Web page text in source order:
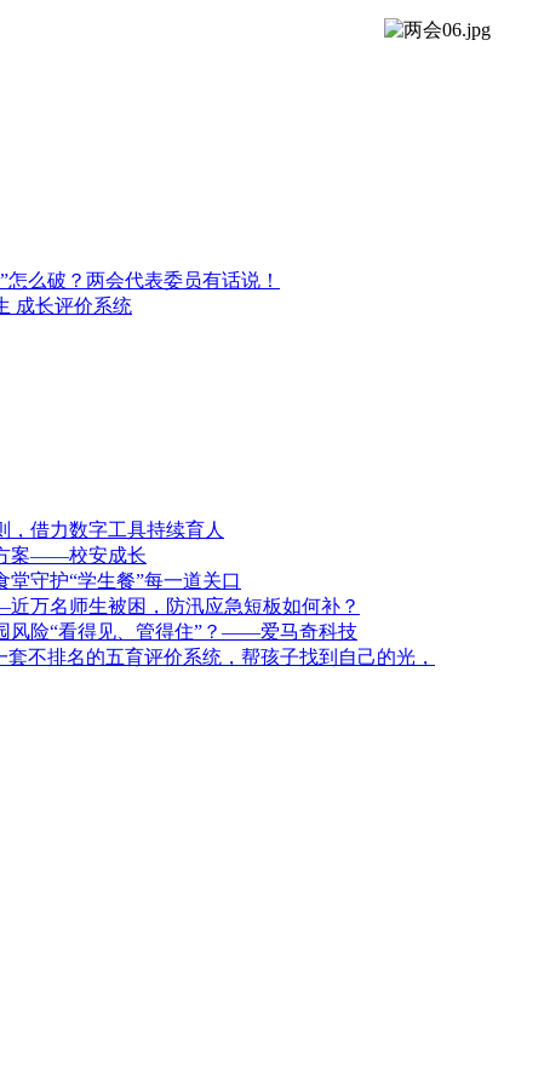
么破？两会代表委员有话说！
成长评价系统
借力数字工具持续育人
案——校安成长
守护“学生餐”每一道关口
万名师生被困，防汛应急短板如何补？
风险“看得见、管得住”？——爱马奇科技
不排名的五育评价系统，帮孩子找到自己的光，